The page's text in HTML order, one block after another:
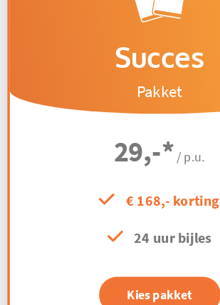
Succes
Pakket
29,-* / p.u.
€ 168,- korting
24 uur bijles
Kies pakket